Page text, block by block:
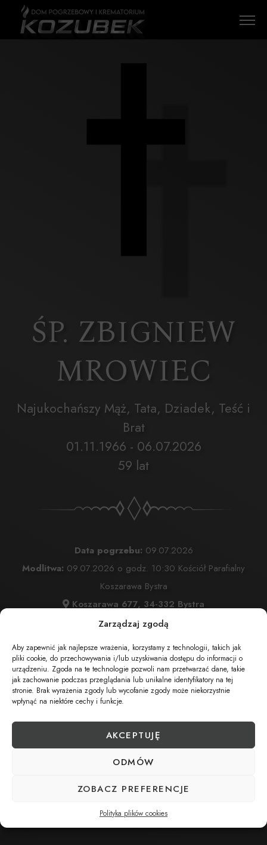
Zarządzaj zgodą
Aby zapewnić jak najlepsze wrażenia, korzystamy z technologii, takich jak
pliki cookie, do przechowywania i/lub uzyskiwania dostępu do informacji o
urządzeniu. Zgoda na te technologie pozwoli nam przetwarzać dane, takie
jak zachowanie podczas przeglądania lub unikalne identyfikatory na tej
stronie. Brak wyrażenia zgody lub wycofanie zgody może niekorzystnie
wpłynąć na niektóre cechy i funkcje.
AKCEPTUJĘ
ODMÓW
ZOBACZ PREFERENCJE
Polityka plików cookies
ŚP. ZBIGNIEW
MROWIEC
Najukochańszy Mąż, Tata, Dziadek, Teść i
Brat
01.11.1966 - 06.07.2026
59 lat
Data pogrzebu: 09.07.2026
Modlitwa: 09.07.2026 o godz. 10:30 Kościół Parafialny
Koszarawa Bystra
Koszarawa 677, 34-332 Bystra
09.07.2026 o godz. 11:00 Kościół Parafialny
Koszarawa 677, 34-332 Bystra
Wyprowadzenie do grobu o godz.12:00
Cmentarz:Parafialny
UDOSTĘPNIJ NEKROLOG
POBIERZ POWIADOMIENIE SMS